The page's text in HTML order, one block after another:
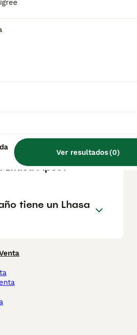
Ver resultados(0)
carácter de
las ventajas y
esperanza de
Lhasa Apso?
tiene un Lhasa